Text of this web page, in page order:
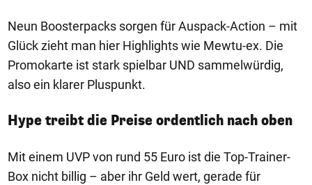
Neun Boosterpacks sorgen für Auspack-Action – mit
Glück zieht man hier Highlights wie Mewtu-ex. Die
Promokarte ist stark spielbar UND sammelwürdig,
also ein klarer Pluspunkt.
Hype treibt die Preise ordentlich nach oben
Mit einem UVP von rund 55 Euro ist die Top-Trainer-
Box nicht billig – aber ihr Geld wert, gerade für